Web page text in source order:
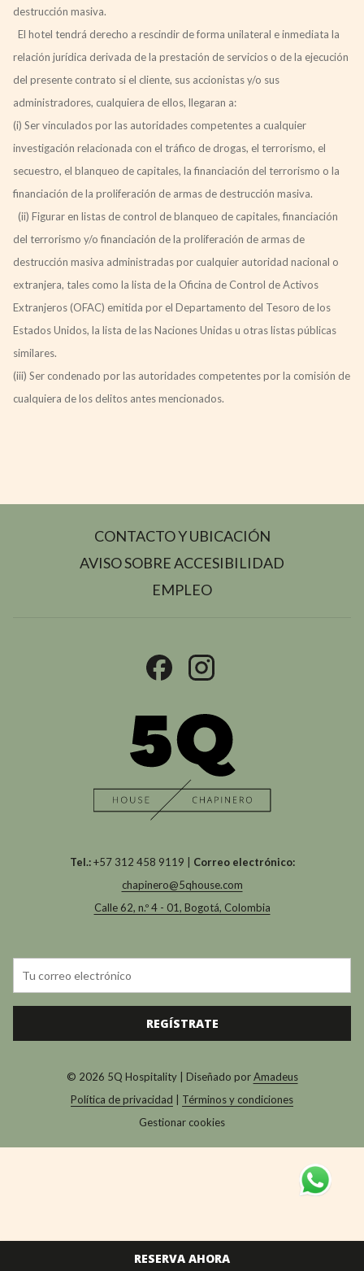
RESERVA AHORA
destrucción masiva.
El hotel tendrá derecho a rescindir de forma unilateral e inmediata la
relación jurídica derivada de la prestación de servicios o de la ejecución
del presente contrato si el cliente, sus accionistas y/o sus
administradores, cualquiera de ellos, llegaran a:
(i) Ser vinculados por las autoridades competentes a cualquier
investigación relacionada con el tráfico de drogas, el terrorismo, el
secuestro, el blanqueo de capitales, la financiación del terrorismo o la
financiación de la proliferación de armas de destrucción masiva.
(ii) Figurar en listas de control de blanqueo de capitales, financiación
del terrorismo y/o financiación de la proliferación de armas de
destrucción masiva administradas por cualquier autoridad nacional o
extranjera, tales como la lista de la Oficina de Control de Activos
Extranjeros (OFAC) emitida por el Departamento del Tesoro de los
Estados Unidos, la lista de las Naciones Unidas u otras listas públicas
similares.
(iii) Ser condenado por las autoridades competentes por la comisión de
cualquiera de los delitos antes mencionados.
CONTACTO Y UBICACIÓN
AVISO SOBRE ACCESIBILIDAD
EMPLEOSE
UNA
NUEVA
Tel.:+57 312 458 9119 | Correo electrónico:
chapinero@5qhouse.com
Calle 62, n.º 4 - 01, Bogotá, Colombia
REGÍSTRATE
© 2026 5Q Hospitality | Diseñado porAmadeus
Política de privacidad
Términos y condiciones
Gestionar cookies